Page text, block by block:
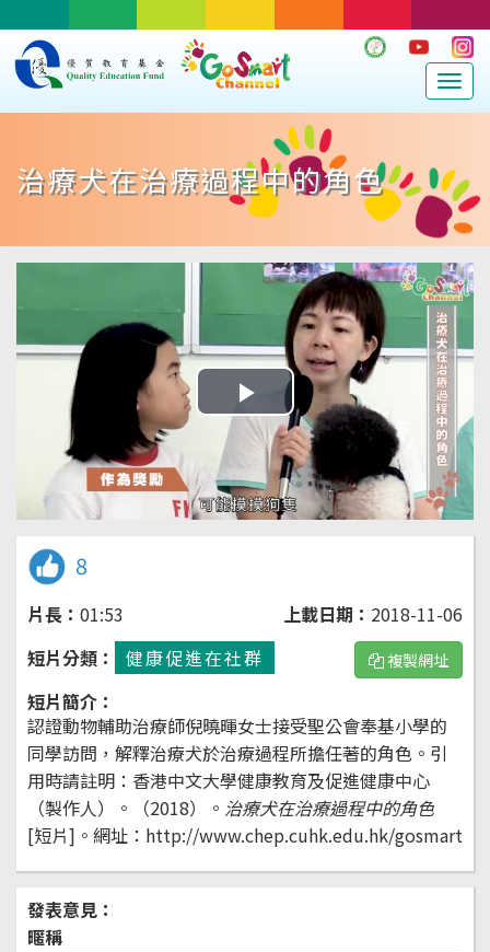
治療犬在治療過程中的角色
Play
Video
8
片長： 01:53 上載日期： 2018-11-06
短片分類：
健康促進在社群 複製網址
短片簡介：
認證動物輔助治療師倪曉暉女士接受聖公會奉基小學的
同學訪問，解釋治療犬於治療過程所擔任著的角色 。 引
用時請註明：香港中文大學健康教育及促進健康中心
（製作人）。（2018）。 治療犬在治療過程中的角色
[短片]。網址：http://www.chep.cuhk.edu.hk/gosmart
發表意見：
暱稱